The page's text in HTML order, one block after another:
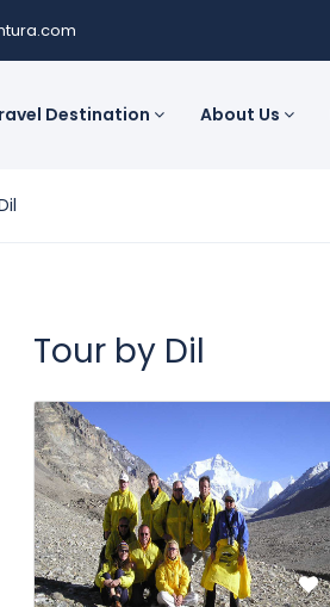
Destination About Us
Tour by Dil